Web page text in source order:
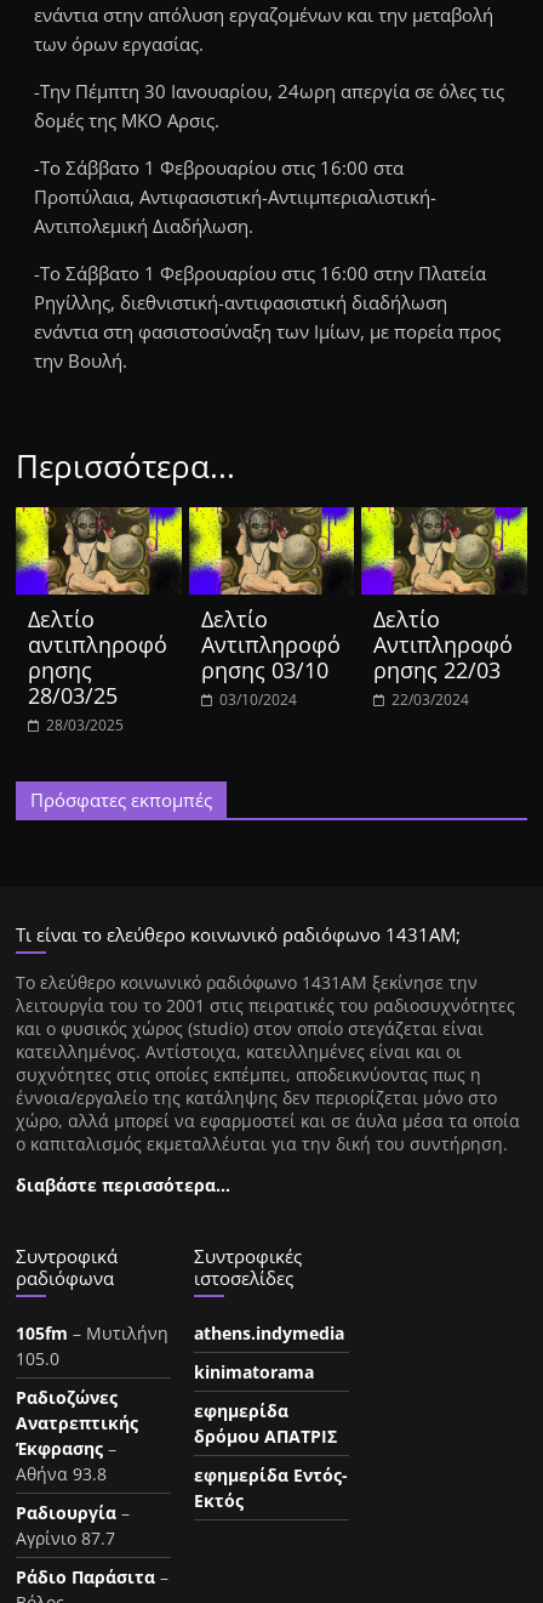
ενάντια στην απόλυση εργαζομένων και την μεταβολή
των όρων εργασίας.
-Την Πέμπτη 30 Ιανουαρίου, 24ωρη απεργία σε όλες τις
δομές της ΜΚΟ Αρσις.
-Το Σάββατο 1 Φεβρουαρίου στις 16:00 στα
Προπύλαια, Αντιφασιστική-Αντιιμπεριαλιστική-
Αντιπολεμική Διαδήλωση.
-Το Σάββατο 1 Φεβρουαρίου στις 16:00 στην Πλατεία
Ρηγίλλης, διεθνιστική-αντιφασιστική διαδήλωση
ενάντια στη φασιστοσύναξη των Ιμίων, με πορεία προς
την Βουλή.
Περισσότερα...
Δελτίο
αντιπληροφό
ρησης
28/03/25
28/03/2025
Δελτίο
Αντιπληροφό
ρησης 03/10
03/10/2024
Δελτίο
Αντιπληροφό
ρησης 22/03
22/03/2024
Πρόσφατες εκπομπές
Τι είναι το ελεύθερο κοινωνικό ραδιόφωνο 1431ΑΜ;
Tο ελεύθερο κοινωνικό ραδιόφωνο 1431AM ξεκίνησε την
λειτουργία του το 2001 στις πειρατικές του ραδιοσυχνότητες
και ο φυσικός χώρος (studio) στον οποίο στεγάζεται είναι
κατειλλημένος. Αντίστοιχα, κατειλλημένες είναι και οι
συχνότητες στις οποίες εκπέμπει, αποδεικνύοντας πως η
έννοια/εργαλείο της κατάληψης δεν περιορίζεται μόνο στο
χώρο, αλλά μπορεί να εφαρμοστεί και σε άυλα μέσα τα οποία
ο καπιταλισμός εκμεταλλέυται για την δική του συντήρηση.
διαβάστε περισσότερα…
Συντροφικά
ραδιόφωνα
105fm – Μυτιλήνη
105.0
Ραδιοζώνες
Ανατρεπτικής
Έκφρασης –
Αθήνα 93.8
Ραδιουργία –
Αγρίνιο 87.7
Ράδιο Παράσιτα –
Συντροφικές
ιστοσελίδες
athens.indymedia
kinimatorama
εφημερίδα
δρόμου ΑΠΑΤΡΙΣ
εφημερίδα Εντός-
Εκτός